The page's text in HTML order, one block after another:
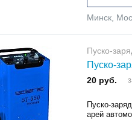
Минск,
Пуско-
Пуско-
20 руб.
Пуско-
арей